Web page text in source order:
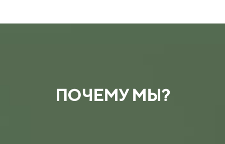
ПОЧЕМУ МЫ?